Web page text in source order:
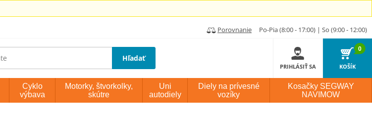
Porovnanie Po-Pia (8:00 - 17:00) | So (9:00 - 12:00)
Hľadať
PRIHLÁSIŤ SA
0
KOŠÍK
Cyklo
výbava
Motorky, štvorkolky,
skútre
Uni
autodiely
Diely na prívesné
vozíky
Kosačky SEGWAY
NAVIMOW